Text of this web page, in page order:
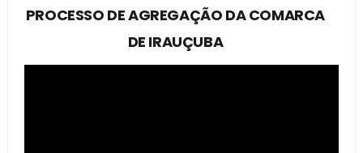
PROCESSO DE AGREGAÇÃO DA COMARCA
DE IRAUÇUBA